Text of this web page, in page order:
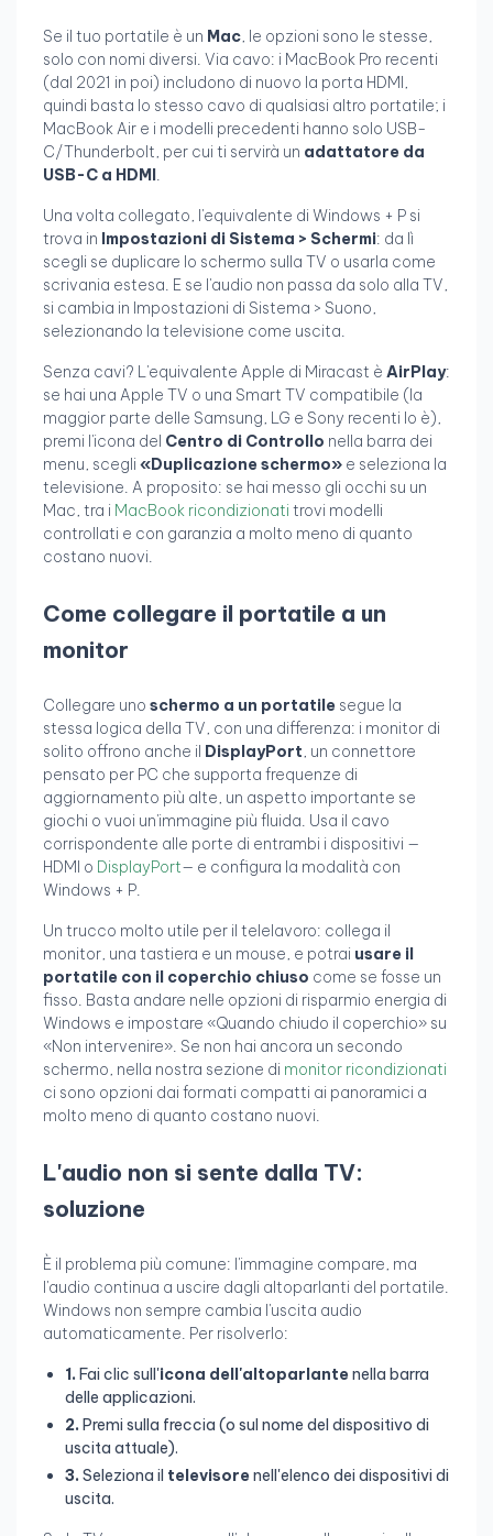
Se il tuo portatile è un Mac, le opzioni sono le stesse,
solo con nomi diversi. Via cavo: i MacBook Pro recenti
(dal 2021 in poi) includono di nuovo la porta HDMI,
quindi basta lo stesso cavo di qualsiasi altro portatile; i
MacBook Air e i modelli precedenti hanno solo USB-
C/Thunderbolt, per cui ti servirà un adattatore da
USB-C a HDMI.
Una volta collegato, l'equivalente di Windows + P si
trova in Impostazioni di Sistema > Schermi: da lì
scegli se duplicare lo schermo sulla TV o usarla come
scrivania estesa. E se l'audio non passa da solo alla TV,
si cambia in Impostazioni di Sistema > Suono,
selezionando la televisione come uscita.
Senza cavi? L'equivalente Apple di Miracast è AirPlay:
se hai una Apple TV o una Smart TV compatibile (la
maggior parte delle Samsung, LG e Sony recenti lo è),
premi l'icona del Centro di Controllo nella barra dei
menu, scegli «Duplicazione schermo» e seleziona la
televisione. A proposito: se hai messo gli occhi su un
Mac, tra i MacBook ricondizionati trovi modelli
controllati e con garanzia a molto meno di quanto
costano nuovi.
Come collegare il portatile a un
monitor
Collegare uno schermo a un portatile segue la
stessa logica della TV, con una differenza: i monitor di
solito offrono anche il DisplayPort, un connettore
pensato per PC che supporta frequenze di
aggiornamento più alte, un aspetto importante se
giochi o vuoi un'immagine più fluida. Usa il cavo
corrispondente alle porte di entrambi i dispositivi —
HDMI o DisplayPort— e configura la modalità con
Windows + P.
Un trucco molto utile per il telelavoro: collega il
monitor, una tastiera e un mouse, e potrai usare il
portatile con il coperchio chiuso come se fosse un
fisso. Basta andare nelle opzioni di risparmio energia di
Windows e impostare «Quando chiudo il coperchio» su
«Non intervenire». Se non hai ancora un secondo
schermo, nella nostra sezione di monitor ricondizionati
ci sono opzioni dai formati compatti ai panoramici a
molto meno di quanto costano nuovi.
L'audio non si sente dalla TV:
soluzione
È il problema più comune: l'immagine compare, ma
l'audio continua a uscire dagli altoparlanti del portatile.
Windows non sempre cambia l'uscita audio
automaticamente. Per risolverlo:
1. Fai clic sull'icona dell'altoparlante nella barra
delle applicazioni.
2. Premi sulla freccia (o sul nome del dispositivo di
uscita attuale).
3. Seleziona il televisore nell'elenco dei dispositivi di
uscita.